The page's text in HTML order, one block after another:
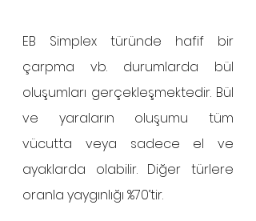
EB Simplex türünde hafif bir
çarpma vb. durumlarda bül
oluşumları gerçekleşmektedir. Bül
ve yaraların oluşumu tüm
vücutta veya sadece el ve
ayaklarda olabilir. Diğer türlere
oranla yaygınlığı %70’tir.